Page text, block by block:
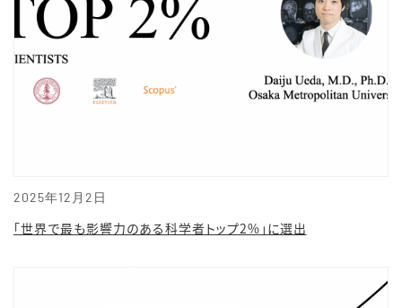
2025年12月2日
「世界で最も影響力のある科学者トップ2%」に選出